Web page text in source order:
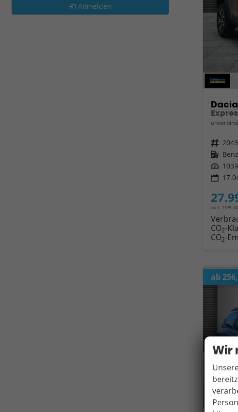
Fahrzeugnr.
Kraftstoff
Leistung 103
incl. 19%
CO2-
CO2-
ab
Anmelden
Wir